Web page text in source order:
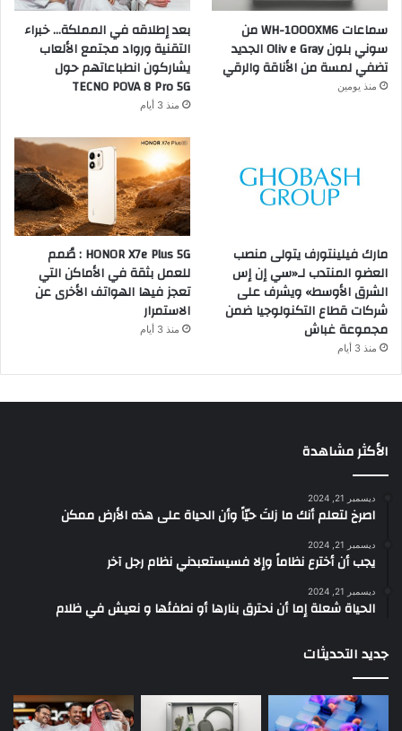
سماعات WH-1000XM6 من
سوني بلون Oliv e Gray الجديد
تضفي لمسة من الأناقة والرقي
منذ يومين
بعد إطلاقه في المملكة… خبراء
التقنية ورواد مجتمع الألعاب
يشاركون انطباعاتهم حول
TECNO POVA 8 Pro 5G
منذ 3 أيام
مارك فيلينتورف يتولى منصب
العضو المنتدب لـ«سي إن إس
الشرق الأوسط» ويشرف على
شركات قطاع التكنولوجيا ضمن
مجموعة غباش
منذ 3 أيام
HONOR X7e Plus 5G : صُمم
للعمل بثقة في الأماكن التي
تعجز فيها الهواتف الأخرى عن
الاستمرار
منذ 3 أيام
الأكثر مشاهدة
ديسمبر 21, 2024
‫اصرخ لتعلم أنك ما زلتَ حيّاً وأن الحياة على هذه الأرض ممكن
ديسمبر 21, 2024
يجب أن أخترع نظاماً وإلا فسيستعبدني نظام رجل آخر
ديسمبر 21, 2024
الحياة شعلة إما أن نحترق بنارها أو نطفئها و نعيش في ظلام
جديد التحديثات